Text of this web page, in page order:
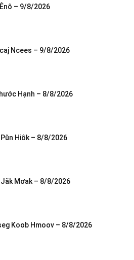
– 9/8/2026
Ncees – 9/8/2026
Hạnh – 8/8/2026
Hiôk – 8/8/2026
Mơak – 8/8/2026
Koob Hmoov – 8/8/2026